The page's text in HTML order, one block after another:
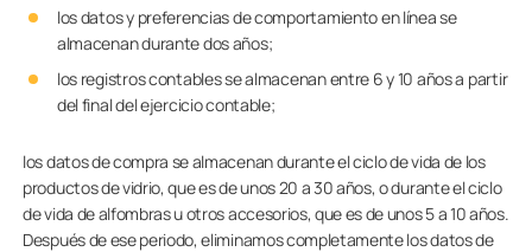
los datos y preferencias de comportamiento en línea se
almacenan durante dos años;
los registros contables se almacenan entre 6 y 10 años a partir
del final del ejercicio contable;
los datos de compra se almacenan durante el ciclo de vida de los
productos de vidrio, que es de unos 20 a 30 años, o durante el ciclo
de vida de alfombras u otros accesorios, que es de unos 5 a 10 años.
Después de ese periodo, eliminamos completamente los datos de